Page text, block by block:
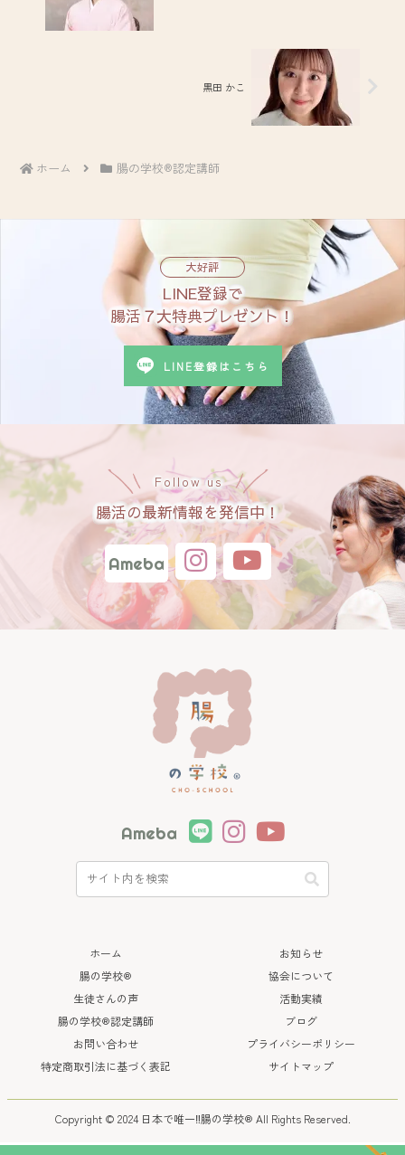
黒田 かこ
ホーム 腸の学校®認定講師
大好評
LINE登録で
腸活７大特典プレゼント！
LINE登録はこちら
Follow us
腸活の最新情報を発信中！
Ameba
Ameba
ホーム
お知らせ
腸の学校®
協会について
生徒さんの声
活動実績
腸の学校®認定講師
ブログ
お問い合わせ
プライバシーポリシー
特定商取引法に基づく表記
サイトマップ
Copyright © 2024 日本で唯一‼︎腸の学校® All Rights Reserved.